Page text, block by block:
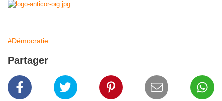
#Démocratie
Partager